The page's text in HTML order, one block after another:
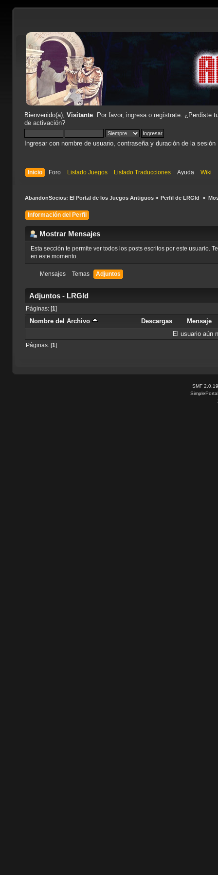
Bienvenido(a), Visitante. Por favor, ingresao regístrate. ¿Perdiste
de activación?
Ingresar con nombre de usuario, contraseña y duración de la sesión
Inicio Foro Listado Juegos Listado Traducciones Ayuda Wiki
AbandonSocios: El Portal de los Juegos Antiguos» Perfil de LRGld »
Información del Perfil
Mostrar Mensajes
Esta sección te permite ver todos los posts escritos por este usuario.
en este momento.
Mensajes Temas Adjuntos
Adjuntos - LRGld
Páginas: [1]
Nombre del Archivo Descargas
Mensaje
El usuario aún
Páginas: [1]
SMF 2.0.19